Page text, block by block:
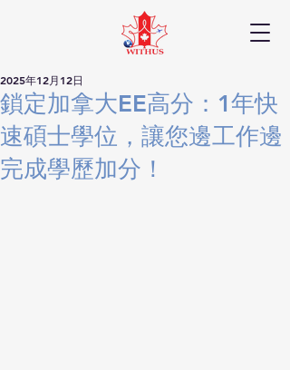
鎖定加拿大EE高分：1年快
速碩士學位，讓您邊工作邊
完成學歷加分！
2025年12月12日